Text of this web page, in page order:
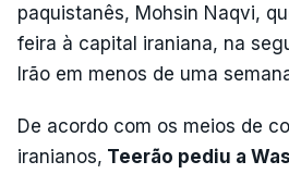
paquistanês, Mohsin Naqvi,
feira à capital iraniana, na
Irão em menos de uma
De acordo com os meios de
iranianos, Teerão pediu a